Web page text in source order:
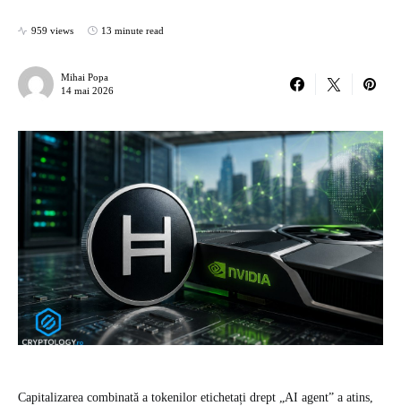
959 views 13 minute read
Mihai Popa
14 mai 2026
Capitalizarea combinată a tokenilor etichetați drept „AI agent” a atins,